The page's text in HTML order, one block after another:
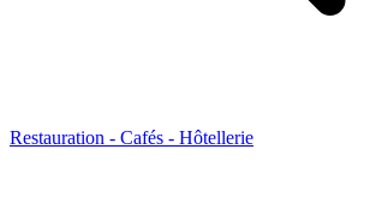
Restauration - Cafés - Hôtellerie